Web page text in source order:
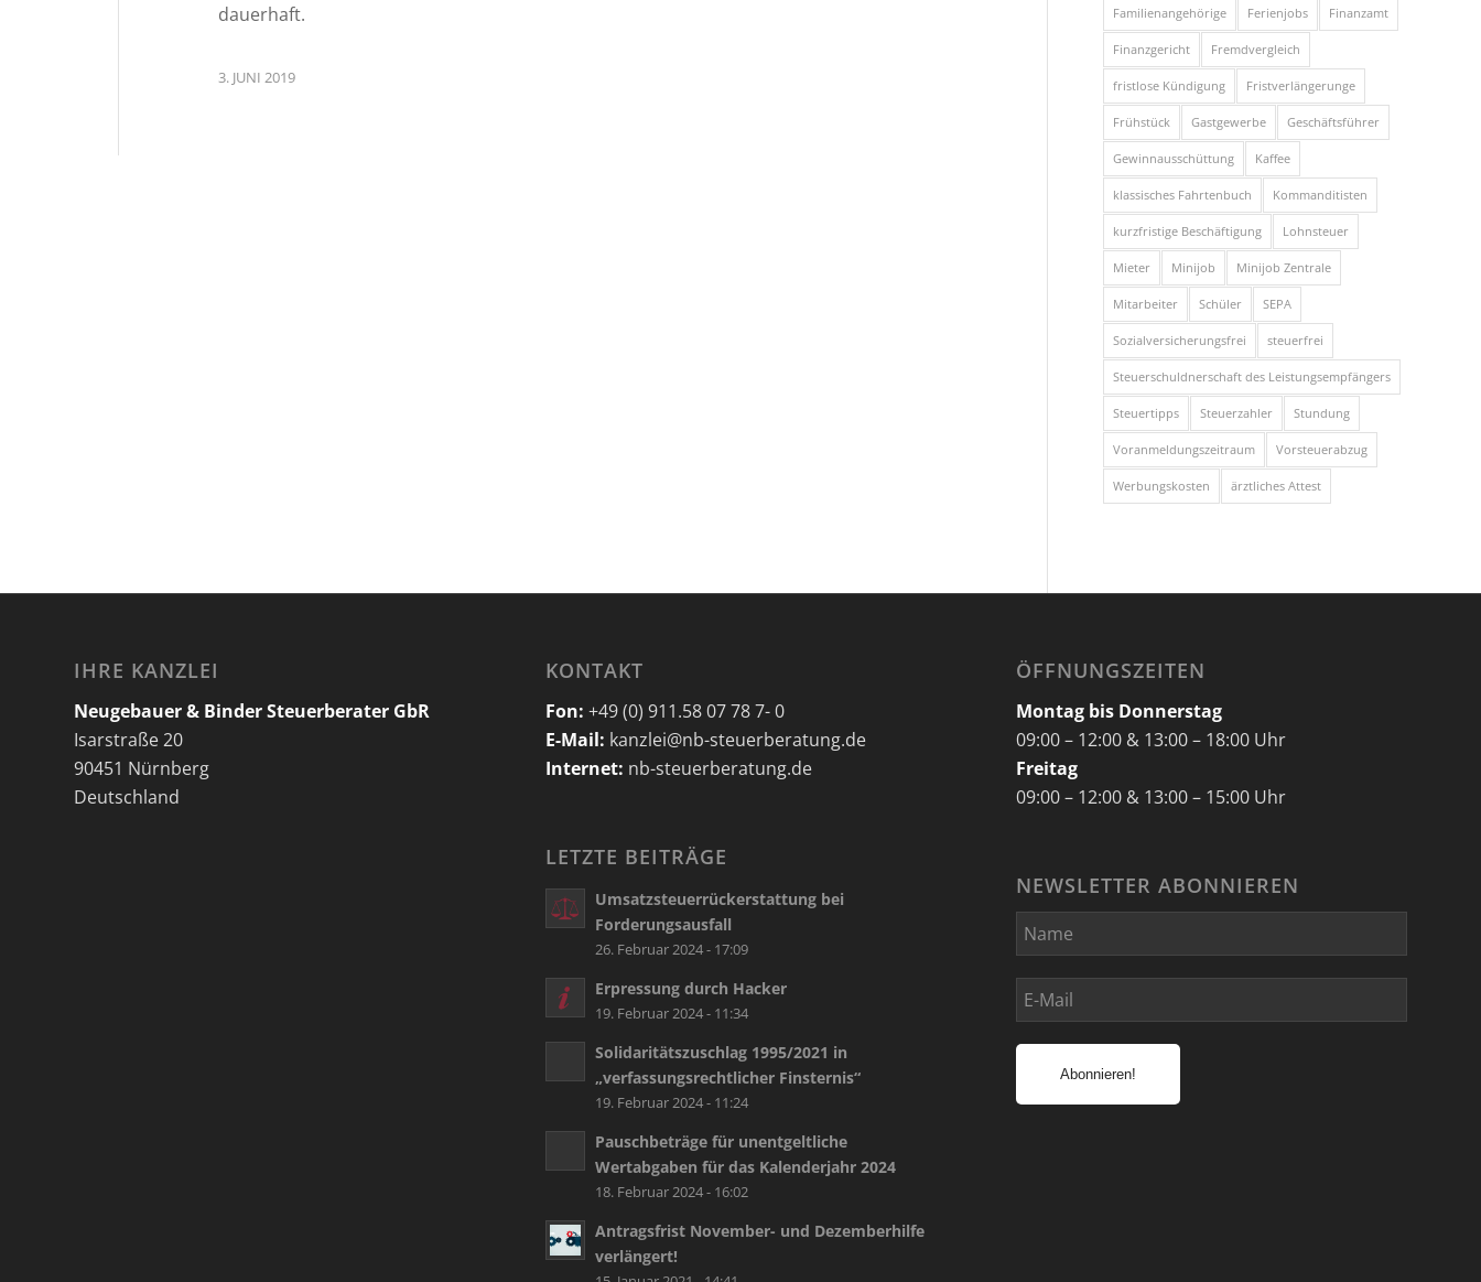
dauerhaft.
3. JUNI 2019
Familienangehörige Ferienjobs Finanzamt
Finanzgericht Fremdvergleich
fristlose Kündigung Fristverlängerunge
Frühstück Gastgewerbe Geschäftsführer
Gewinnausschüttung Kaffee
klassisches Fahrtenbuch Kommanditisten
kurzfristige Beschäftigung Lohnsteuer
Mieter Minijob Minijob Zentrale
Mitarbeiter Schüler SEPA
Sozialversicherungsfrei steuerfrei
Steuerschuldnerschaft des Leistungsempfängers
Steuertipps Steuerzahler Stundung
Voranmeldungszeitraum Vorsteuerabzug
Werbungskosten ärztliches Attest
IHRE KANZLEI
Neugebauer & Binder Steuerberater GbR
Isarstraße 20
90451 Nürnberg
Deutschland
KONTAKT
Fon: +49 (0) 911.58 07 78 7- 0
E-Mail: kanzlei@nb-steuerberatung.de
Internet: nb-steuerberatung.de
LETZTE BEITRÄGE
Umsatzsteuerrückerstattung bei
Forderungsausfall
26. Februar 2024 - 17:09
Erpressung durch Hacker
19. Februar 2024 - 11:34
Solidaritätszuschlag 1995/2021 in
„verfassungsrechtlicher Finsternis“
19. Februar 2024 - 11:24
Pauschbeträge für unentgeltliche
Wertabgaben für das Kalenderjahr 2024
18. Februar 2024 - 16:02
Antragsfrist November- und Dezemberhilfe
verlängert!
ÖFFNUNGSZEITEN
Montag bis Donnerstag
09:00 – 12:00 & 13:00 – 18:00 Uhr
Freitag
09:00 – 12:00 & 13:00 – 15:00 Uhr
NEWSLETTER ABONNIEREN